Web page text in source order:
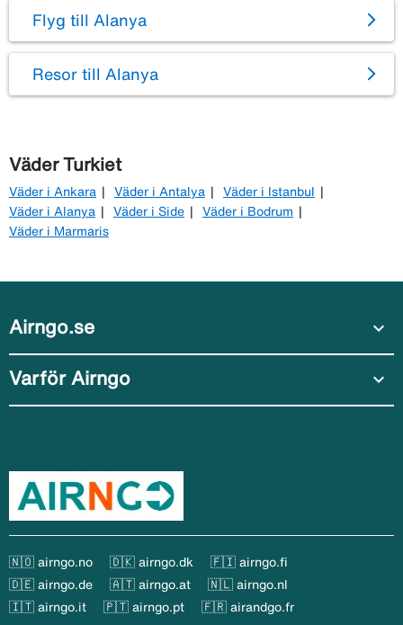
Flyg till Alanya
Resor till Alanya
Väder Turkiet
Väder i Ankara Väder i Antalya
Väder i Istanbul
Väder i Alanya
Väder i Side
Väder i Bodrum
Väder i Marmaris
Airngo.se expand_more
Varför Airngo expand_more
🇳🇴 airngo.no 🇩🇰 airngo.dk
🇫🇮 airngo.fi
🇩🇪 airngo.de
🇦🇹 airngo.at
🇳🇱 airngo.nl
🇮🇹 airngo.it
🇵🇹 airngo.pt 🇫🇷 airandgo.fr